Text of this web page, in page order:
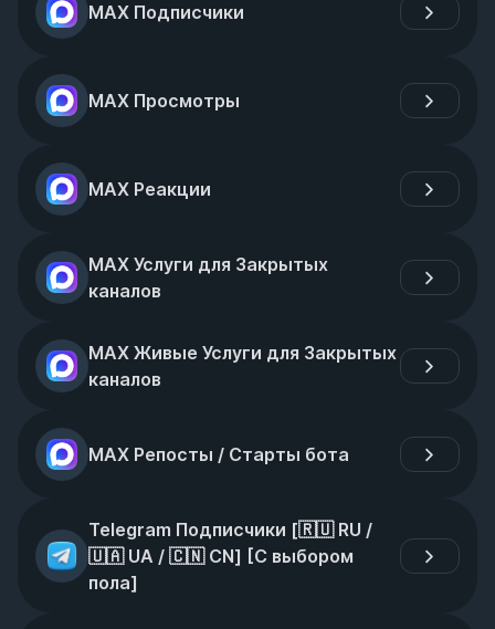
MAX Подписчики
MAX Просмотры
MAX Реакции
MAX Услуги для Закрытых
каналов
MAX Живые Услуги для Закрытых
каналов
MAX Репосты / Старты бота
Telegram Подписчики [🇷🇺 RU /
🇺🇦 UA / 🇨🇳 CN] [С выбором
пола]